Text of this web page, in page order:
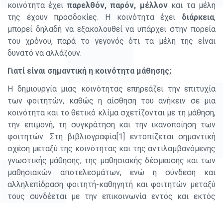
κοινότητα έχειπαρελθόν, παρόν, μέλλον και τα μέλη
της έχουν προσδοκίες. Η κοινότητα έχει διάρκεια,
μπορεί δηλαδή να εξακολουθεί να υπάρχει στην πορεία
του χρόνου, παρά το γεγονός ότι τα μέλη της είναι
δυνατό να αλλάζουν.
Γιατί είναι σημαντική η κοινότητα μάθησης;
Η δημιουργία μιας κοινότητας επηρεάζει την επιτυχία
των φοιτητών, καθώς η αίσθηση του ανήκειν σε μια
κοινότητα και το θετικό κλίμα σχετίζονται με τη μάθηση,
την επιμονή, τη συγκράτηση και την ικανοποίηση των
φοιτητών. Στη βιβλιογραφία[1] εντοπίζεται σημαντική
σχέση μεταξύ της κοινότητας και της αντιλαμβανόμενης
γνωστικής μάθησης, της μαθησιακής δέσμευσης και των
μαθησιακών αποτελεσμάτων, ενώ η σύνδεση και
αλληλεπίδραση φοιτητή-καθηγητή και φοιτητών μεταξύ
τους συνδέεται με την επικοινωνία εντός και εκτός